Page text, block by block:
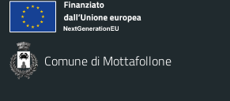
Comune di Mottafollone